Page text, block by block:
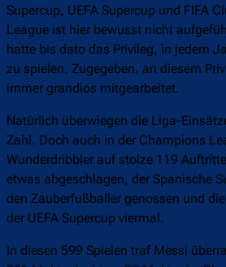
Supercup, UEFA Supercup und FIFA
League ist hier bewusst nicht
hatte bis dato das Privileg, in jedem
zu spielen. Zugegeben, an diesem
immer grandios mitgearbeitet.
Natürlich überwiegen die Liga-
Zahl. Doch auch in der Champions
Wunderdribbler auf stolze 119
etwas abgeschlagen, der Spanische
den Zauberfußballer genossen und
der UEFA Supercup viermal.
In diesen 599 Spielen traf Messi